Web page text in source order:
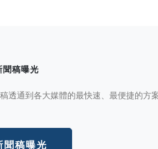
稿曝光
透通到各大媒體的最快速、最便捷的方
聞稿曝光